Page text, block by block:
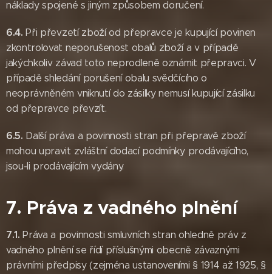
náklady spojené s jiným způsobem doručení.
6.4.Při převzetí zboží od přepravce je kupující povinen
zkontrolovat neporušenost obalů zboží a v případě
jakýchkoliv závad toto neprodleně oznámit přepravci. V
případě shledání porušení obalu svědčícího o
neoprávněném vniknutí do zásilky nemusí kupující zásilku
od přepravce převzít.
6.5. Další práva a povinnosti stran při přepravě zboží
mohou upravit zvláštní dodací podmínky prodávajícího,
jsou-li prodávajícím vydány.
7. Práva z vadného plnění
7.1.Práva a povinnosti smluvních stran ohledně práv z
vadného plnění se řídí příslušnými obecně závaznými
právními předpisy (zejména ustanoveními § 1914 až 1925, §